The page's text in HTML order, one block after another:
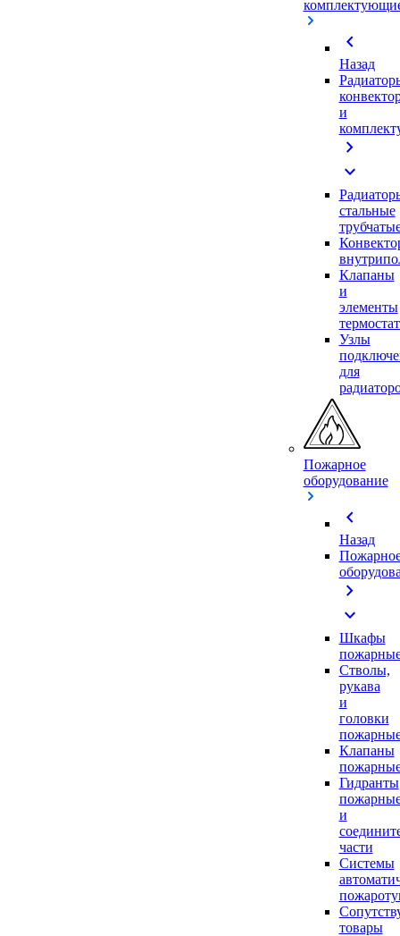
chevron_left
Назад
и
chevron_right
expand_more
стальные
Клапаны
и
элементы
Узлы
для
Пожарное
оборудование
chevron_left
Назад
chevron_right
expand_more
Шкафы
Стволы,
рукава
и
головки
Клапаны
Гидранты
и
части
Системы
товары